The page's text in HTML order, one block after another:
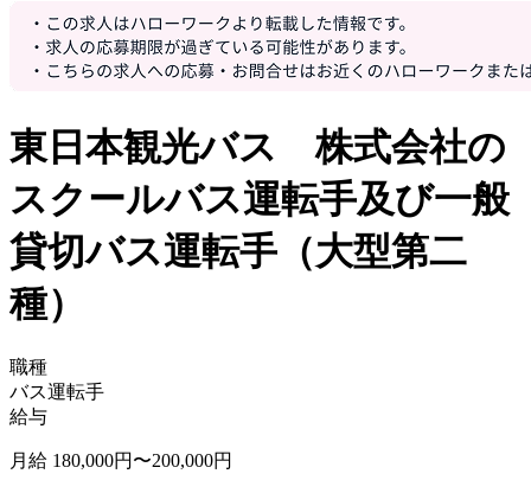
東日本観光バス 株式会社の
スクールバス運転手及び一般
貸切バス運転手（大型第二
種）
職種
バス運転手
給与
月給 180,000円〜200,000円